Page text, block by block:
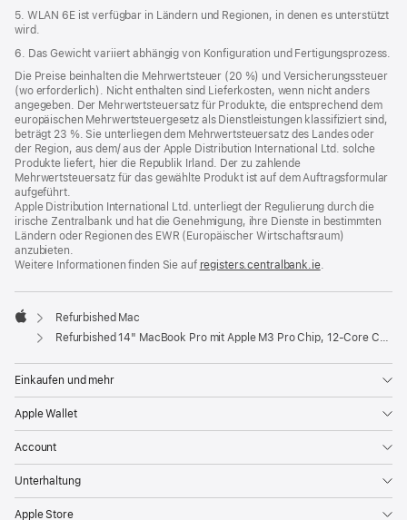
5. WLAN 6E ist verfügbar in Ländern und Regionen, in denen es unterstützt
wird.
6. Das Gewicht variiert abhängig von Konfiguration und Fertigungsprozess.
Die Preise beinhalten die Mehrwertsteuer (20 %) und Versicherungssteuer
(wo erforderlich). Nicht enthalten sind Lieferkosten, wenn nicht anders
angegeben. Der Mehrwertsteuersatz für Produkte, die entsprechend dem
europäischen Mehrwertsteuergesetz als Dienstleistungen klassifiziert sind,
beträgt 23 %. Sie unterliegen dem Mehrwertsteuersatz des Landes oder
der Region, aus dem/ aus der Apple Distribution International Ltd. solche
Produkte liefert, hier die Republik Irland. Der zu zahlende
Mehrwertsteuersatz für das gewählte Produkt ist auf dem Auftragsformular
aufgeführt.
Apple Distribution International Ltd. unterliegt der Regulierung durch die
irische Zentralbank und hat die Genehmigung, ihre Dienste in bestimmten
Ländern oder Regionen des EWR (Europäischer Wirtschaftsraum)
anzubieten.
Weitere Informationen finden Sie auf registers.centralbank.ie(Öffnet
neues
.
Apple
Refurbished Mac
Refurbished 14" MacBook Pro mit Apple M3 Pro Chip, 12‑Core CPU und 18‑Core GPU - Space Schwarz
Einkaufen und mehr
Apple Wallet
Account
Unterhaltung
Apple Store